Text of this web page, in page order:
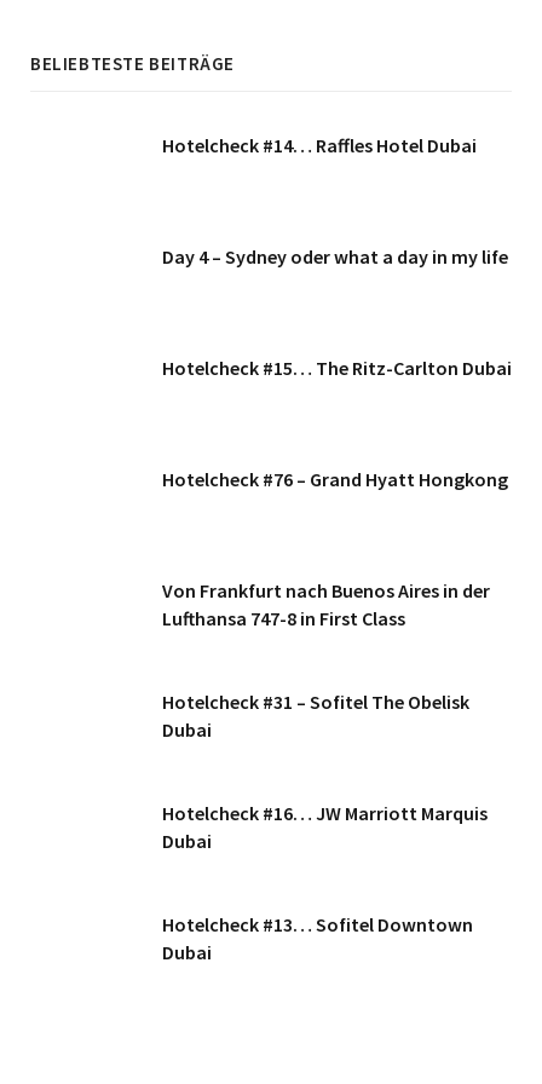
BELIEBTESTE BEITRÄGE
Hotelcheck #14… Raffles Hotel Dubai
Day 4 – Sydney oder what a day in my life
Hotelcheck #15… The Ritz-Carlton Dubai
Hotelcheck #76 – Grand Hyatt Hongkong
Von Frankfurt nach Buenos Aires in der
Lufthansa 747-8 in First Class
Hotelcheck #31 – Sofitel The Obelisk
Dubai
Hotelcheck #16… JW Marriott Marquis
Dubai
Hotelcheck #13… Sofitel Downtown
Dubai